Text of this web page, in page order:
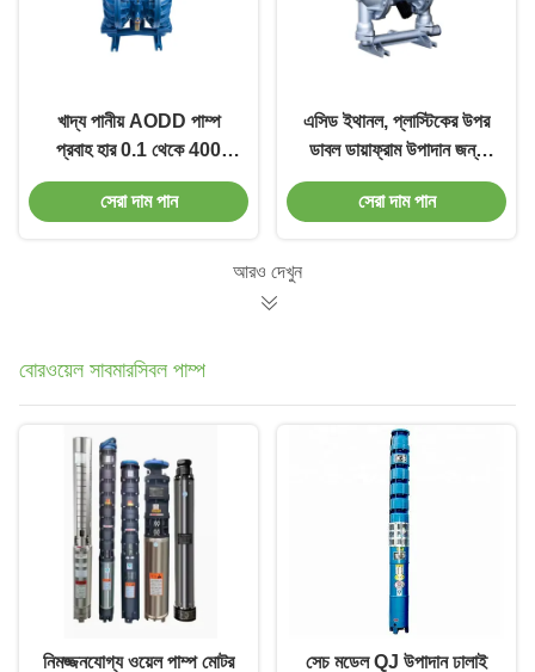
খাদ্য পানীয় AODD পাম্প
প্রবাহ হার 0.1 থেকে 400
জিপিএম এবং পোর্ট আকার 1/4
থেকে 3
সেরা দাম পান
এসিড ইথানল, প্লাস্টিকের উপর
ডাবল ডায়াফ্রাম উপাদান জন্য
বায়ুসংক্রান্ত ডায়াফ্রাম পাম্প /
এসএস 316
সেরা দাম পান
আরও দেখুন
বোরওয়েল সাবমারসিবল পাম্প
নিমজ্জনযোগ্য ওয়েল পাম্প মোটর
সেচ মডেল QJ উপাদান ঢালাই